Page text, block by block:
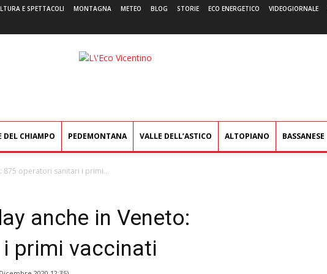
E SPETTACOLI MONTAGNA METEO BLOG STORIE ECO ENERGETICO VIDEOGIORNALE
L'Eco
DEL CHIAMPO PEDEMONTANA VALLE DELL’ASTICO ALTOPIANO BASSANESE
875 operatori sanitari i primi...
anche in Veneto:
primi vaccinati